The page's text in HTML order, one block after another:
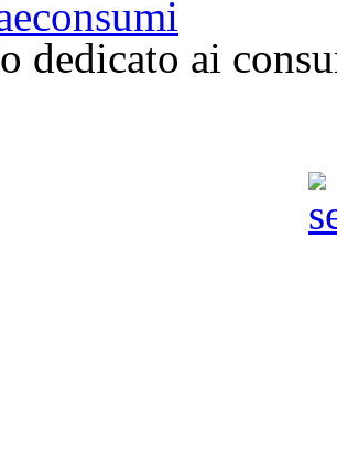
dedicato ai